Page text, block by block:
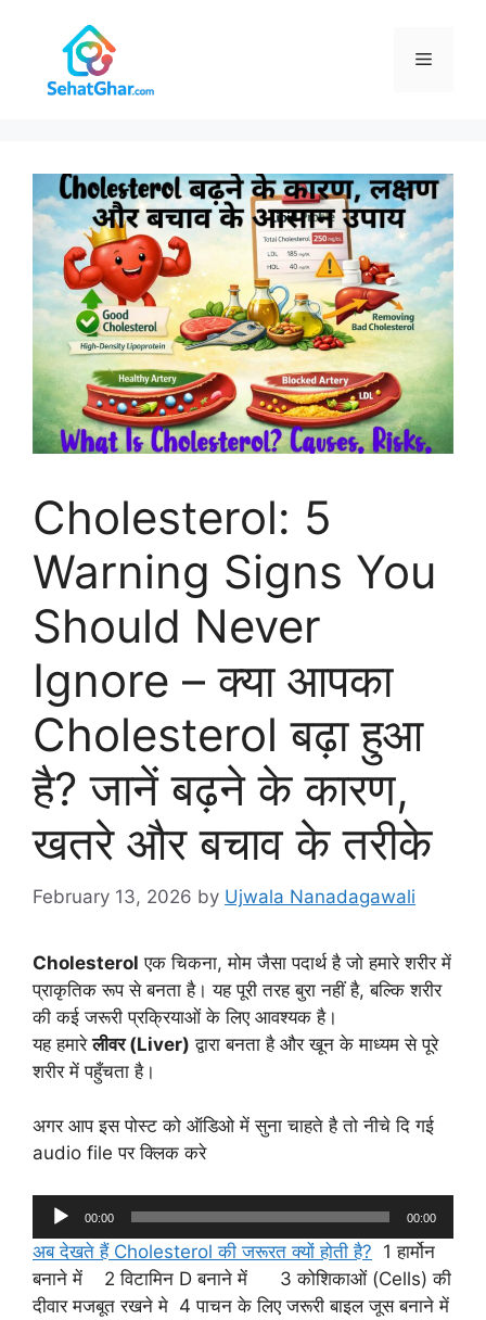
Cholesterol: 5
Warning Signs You
Should Never
Ignore – क्या आपका
Cholesterol बढ़ा हुआ
है? जानें बढ़ने के कारण,
खतरे और बचाव के तरीके
February 13, 2026 by Ujwala Nanadagawali
Cholesterol एक चिकना, मोम जैसा पदार्थ है जो हमारे शरीर में
प्राकृतिक रूप से बनता है। यह पूरी तरह बुरा नहीं है, बल्कि शरीर
की कई जरूरी प्रक्रियाओं के लिए आवश्यक है।
यह हमारेलीवर (Liver) द्वारा बनता है और खून के माध्यम से पूरे
शरीर में पहुँचता है।
अगर आप इस पोस्ट को ऑडिओ में सुना चाहते है तो नीचे दि गई
audio file पर क्लिक करे
Audio
Player
00:00 00:00
अब देखते हैं Cholesterol की जरूरत क्यों होती है? 1 हार्मोन
बनाने में 2 विटामिन D बनाने में 3 कोशिकाओं (Cells) की
दीवार मजबूत रखने मे 4 पाचन के लिए जरूरी बाइल जूस बनाने में